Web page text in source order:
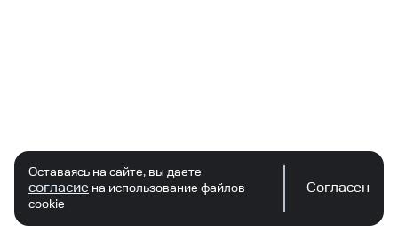
Оставаясь на сайте, вы даете
согласие на использование файлов
cookie
Согласен